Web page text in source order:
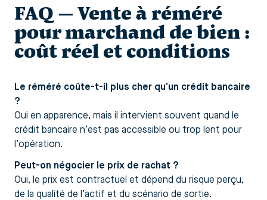
FAQ — Vente à réméré
pour marchand de bien :
coût réel et conditions
Le réméré coûte-t-il plus cher qu’un crédit bancaire
?
Oui en apparence, mais il intervient souvent quand le
crédit bancaire n’est pas accessible ou trop lent pour
l’opération.
Peut-on négocier le prix de rachat ?
Oui, le prix est contractuel et dépend du risque perçu,
de la qualité de l’actif et du scénario de sortie.